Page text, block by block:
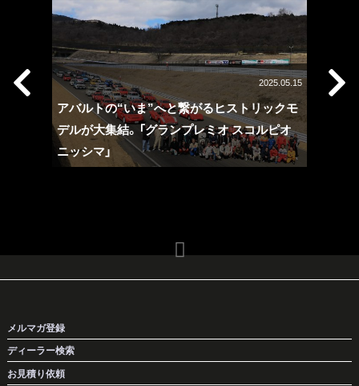
2025.05.15
アバルトの“いま”へと繋がるヒストリックモ
デルが大集結。「グランプレミオ スコルピオ
ニッシマ」
メルマガ登録
ディーラー検索
お見積り依頼